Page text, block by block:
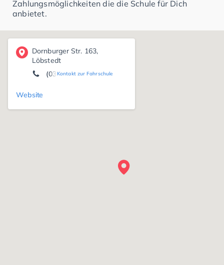
Zahlungsmöglichkeiten die die Schule für Dich
anbietet.
Dornburger Str. 163,
Löbstedt
Kontakt zur Fahrschule
(03641) 42 65 39
Website